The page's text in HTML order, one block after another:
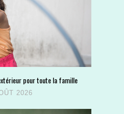
pour toute la famille
2026